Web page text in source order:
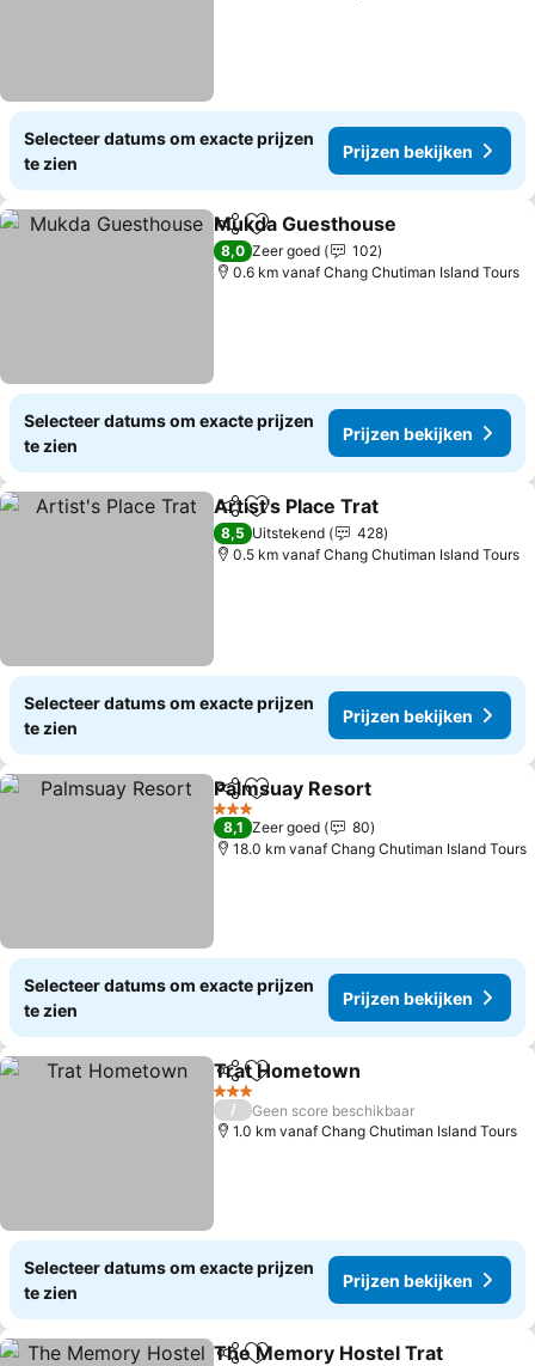
Selecteer datums om exacte prijzen
te zien
Prijzen bekijken
DelenToevoegen aan favorieten
Mukda Guesthouse
8,0 Zeer goed
102
0.6 km vanaf Chang Chutiman Island Tours
Selecteer datums om exacte prijzen
te zien
Prijzen bekijken
DelenToevoegen aan favorieten
Artist's Place Trat
8,5 Uitstekend
428
0.5 km vanaf Chang Chutiman Island Tours
Selecteer datums om exacte prijzen
te zien
Prijzen bekijken
DelenToevoegen aan favorieten
Palmsuay Resort
3 Sterren
8,1 Zeer goed
80
18.0 km vanaf Chang Chutiman Island Tours
Selecteer datums om exacte prijzen
te zien
Prijzen bekijken
DelenToevoegen aan favorieten
Trat Hometown
3 Sterren
/
Geen score beschikbaar
1.0 km vanaf Chang Chutiman Island Tours
Selecteer datums om exacte prijzen
te zien
Prijzen bekijken
The Memory Hostel Trat